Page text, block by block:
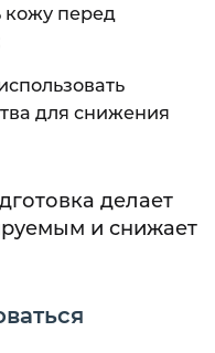
кожу перед
для снижения
делает
и снижает